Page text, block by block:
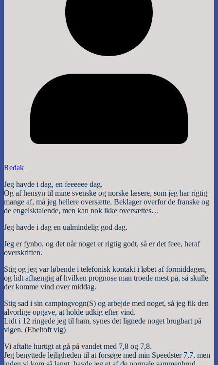
Redak
Jeg havde i dag, en feeeeee dag.
Og af hensyn til mine svenske og norske læsere, som jeg har rigtig
mange af, må jeg hellere oversætte. Beklager overfor de franske og
de engelsktalende, men kan nok ikke oversættes…
Jeg havde i dag en ualmindelig god dag.
Jeg er fynbo, og det når noget er rigtig godt, så er det feee, heraf
overskriften.
Stig og jeg var løbende i telefonisk kontakt i løbet af formiddagen,
og lidt afhængig af hvilken prognose man troede mest på, så skulle
der komme vind over middag.
Stig sad i sin campingvogn(S) og arbejde med noget, så jeg fik den
alvorlige opgave, at holde udkig efter vind.
Lidt i 12 ringede jeg til ham, synes det lignede noget brugbart på
vigen. (Ebeltoft vig)
Vi aftalte hurtigt at gå på vandet med 7,8 og 7,8.
Jeg benyttede lejligheden til at forsøge med min Speedster 7,7, men